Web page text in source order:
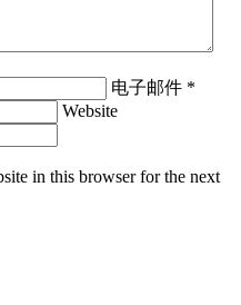
电子邮件 *
Website
in this browser for the next